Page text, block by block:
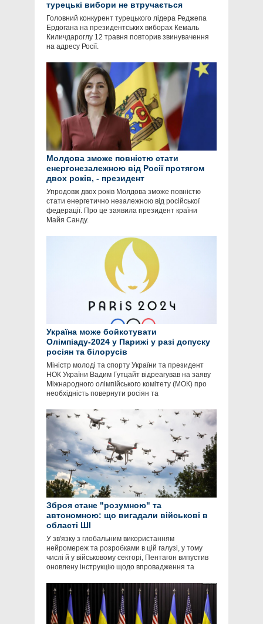
турецькі вибори не втручається
Головний конкурент турецького лідера Реджепа
Ердогана на президентських виборах Кемаль
Киличдароглу 12 травня повторив звинувачення
на адресу Росії.
Молдова зможе повністю стати
енергонезалежною від Росії протягом
двох років, - президент
Упродовж двох років Молдова зможе повністю
стати енергетично незалежною від російської
федерації. Про це заявила президент країни
Майя Санду.
Україна може бойкотувати
Олімпіаду-2024 у Парижі у разі допуску
росіян та білорусів
Міністр молоді та спорту України та президент
НОК України Вадим Гутцайт відреагував на заяву
Міжнародного олімпійського комітету (МОК) про
необхідність повернути росіян та
Зброя стане "розумною" та
автономною: що вигадали військові в
області ШІ
У зв'язку з глобальним використанням
нейромереж та розробками в цій галузі, у тому
числі й у військовому секторі, Пентагон випустив
оновлену інструкцію щодо впровадження та